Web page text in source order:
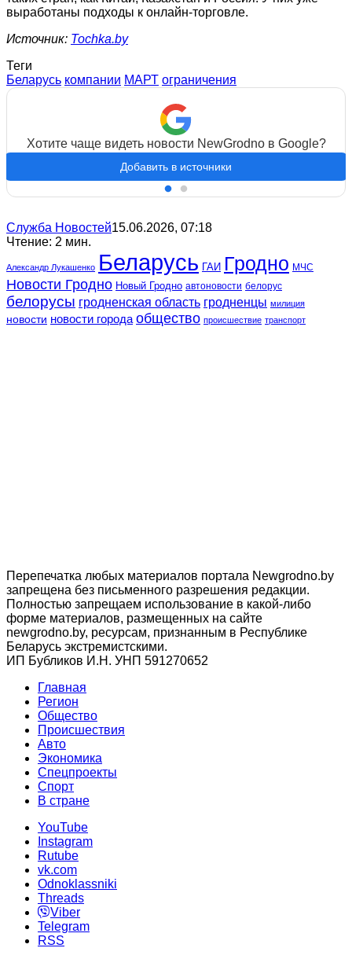
выработаны подходы к онлайн-торговле.
Источник: Tochka.by
Теги
Беларусь компании МАРТ ограничения
Хотите чаще видеть новости NewGrodno в Google?
Добавить в источники
Служба Новостей15.06.2026, 07:18
Чтение: 2 мин.
Александр Лукашенко Беларусь ГАИ Гродно МЧС
Новости Гродно Новый Гродно автоновости белорус
белорусы гродненская область гродненцы милиция
новости новости города общество происшествие транспорт
Перепечатка любых материалов портала Newgrodno.by
запрещена без письменного разрешения редакции.
Полностью запрещаем использование в какой-либо
форме материалов, размещенных на сайте
newgrodno.by, ресурсам, признанным в Республике
Беларусь экстремистскими.
ИП Бубликов И.Н. УНП 591270652
Главная
Регион
Общество
Происшествия
Авто
Экономика
Спецпроекты
Cпорт
В стране
YouTube
Instagram
Rutube
vk.com
Odnoklassniki
Threads
Viber
Telegram
RSS